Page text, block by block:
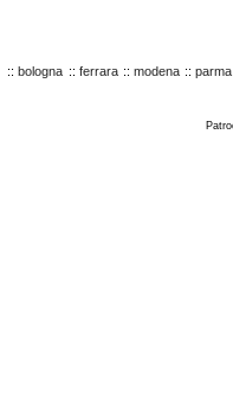
:: bologna :: ferrara :: modena :: parma